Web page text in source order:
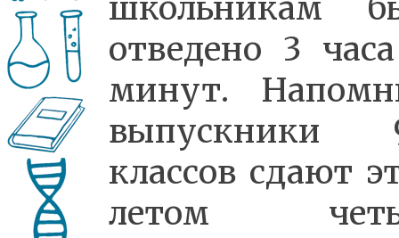
отведено 3
минут.
выпускники
классов сдают
летом